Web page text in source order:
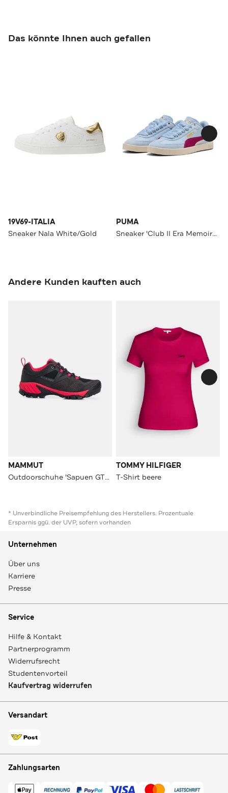
Das könnte Ihnen auch gefallen
19V69-ITALIA
Sneaker Nala White/Gold
PUMA
Sneaker 'Club II Era Memoires' mehrfarbig
Andere Kunden kauften auch
MAMMUT
Outdoorschuhe 'Sapuen GTX' zweifarbig
TOMMY HILFIGER
T-Shirt beere
* Unverbindliche Preisempfehlung des Herstellers. Prozentuale
Ersparnis ggü. der UVP, sofern vorhanden
Unternehmen
Über uns
Karriere
Presse
Service
Hilfe & Kontakt
Partnerprogramm
Widerrufsrecht
Studentenvorteil
Kaufvertrag widerrufen
Versandart
Zahlungsarten